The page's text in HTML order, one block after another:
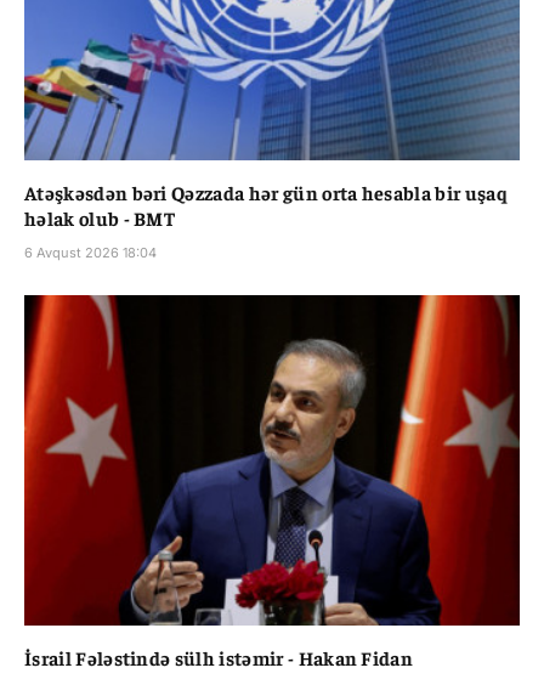
Atəşkəsdən bəri Qəzzada hər gün orta hesabla bir uşaq
həlak olub - BMT
6 Avqust 2026 18:04
İsrail Fələstində sülh istəmir - Hakan Fidan